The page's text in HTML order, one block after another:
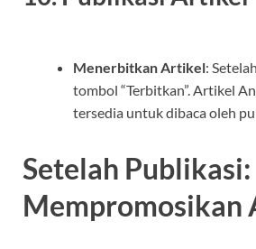
Menerbitkan Artikel:
tombol “Terbitkan”. Artikel
tersedia untuk dibaca oleh
Setelah Publikasi:
Mempromosikan